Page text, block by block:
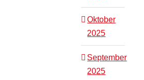
Oktober
2025
September
2025